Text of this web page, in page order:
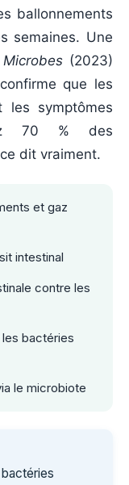
ballonnements
semaines. Une
(2023)
que les
les symptômes
70 % des
dit vraiment.
et gaz
intestinal
contre les
bactéries
le microbiote